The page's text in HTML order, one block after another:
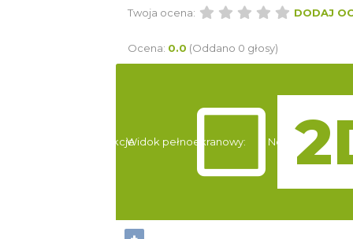
Twoja ocena: DODAJ
Ocena: 0.0 (Oddano 0 głosy)
Widok pełnoekranowy:
Atrakcje Noclegi